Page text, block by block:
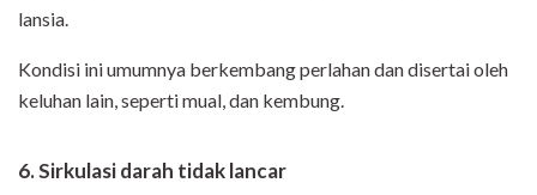
lansia.
Kondisi ini umumnya berkembang perlahan dan disertai oleh
keluhan lain, seperti mual, dan kembung.
6. Sirkulasi darah tidak lancar